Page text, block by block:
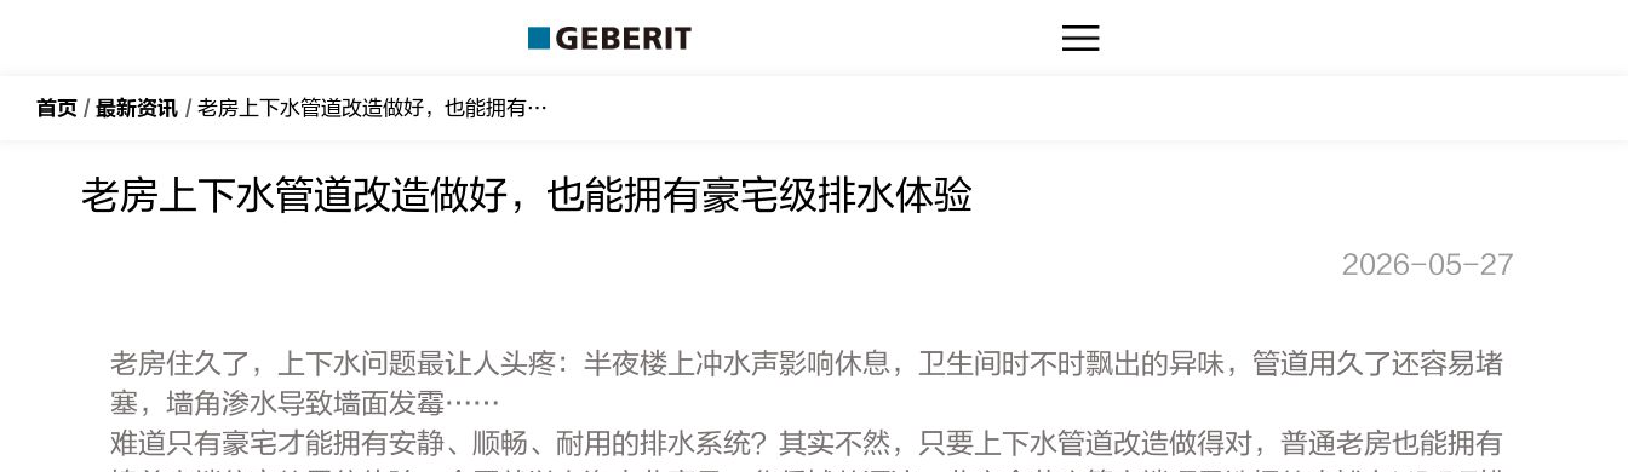
首页 / 最新资讯 / 老房上下水管道改造做好，也能拥有豪宅级排水体验
老房上下水管道改造做好，也能拥有豪宅级排水体验
2026-05-27
老房住久了，上下水问题最让人头疼：半夜楼上冲水声影响休息，卫生间时不时飘出的异味，管道用久了还容易堵
塞，墙角渗水导致墙面发霉……
难道只有豪宅才能拥有安静、顺畅、耐用的排水系统？其实不然，只要上下水管道改造做得对，普通老房也能拥有